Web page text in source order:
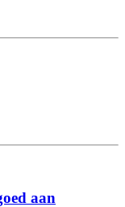
aan